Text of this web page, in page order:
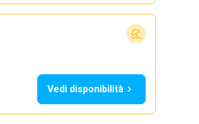
Vedi disponibilità